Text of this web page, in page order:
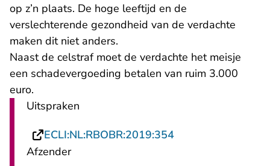
op z’n plaats. De hoge leeftijd en de
verslechterende gezondheid van de verdachte
maken dit niet anders.
Naast de celstraf moet de verdachte het meisje
een schadevergoeding betalen van ruim 3.000
euro.
Uitspraken
ECLI:NL:RBOBR:2019:354- U verlaat
Afzender